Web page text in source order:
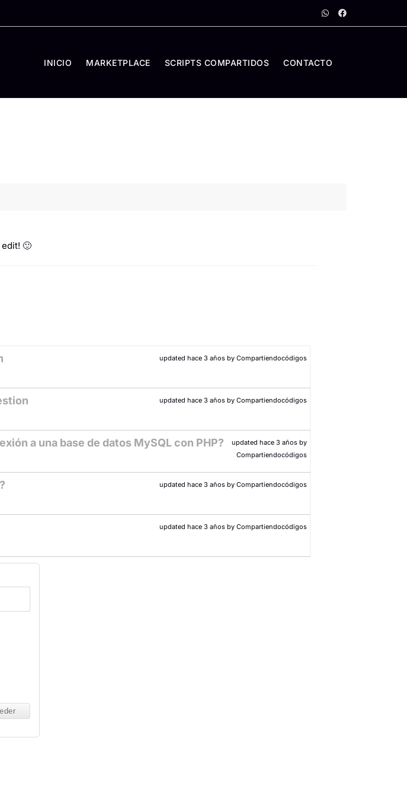
INICIO MARKETPLACE SCRIPTS COMPARTIDOS CONTACTO
🙂
updated hace 3 años by Compartiendocódigos
updated hace 3 años by Compartiendocódigos
a una base de datos MySQL con PHP?
updated hace 3 años by
Compartiendocódigos
updated hace 3 años by Compartiendocódigos
updated hace 3 años by Compartiendocódigos